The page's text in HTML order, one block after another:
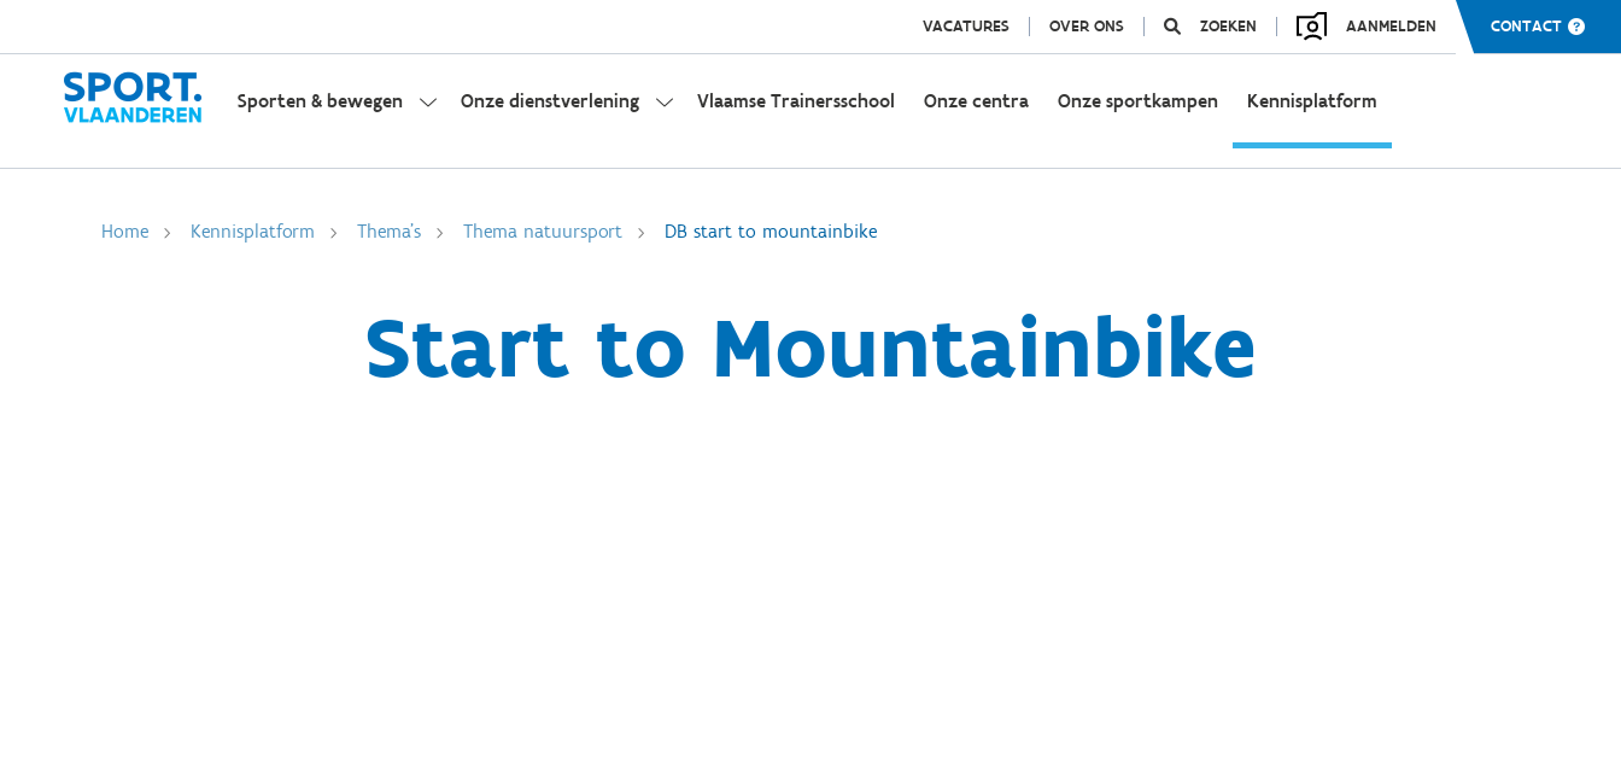
VACATURES OVER ONS ZOEKEN AANMELDEN CONTACT
Sporten & bewegen Onze dienstverlening Vlaamse Trainersschool Onze centra Onze sportkampen Kennisplatform
Home Kennisplatform Thema's Thema natuursport DB start to mountainbike
Start to Mountainbike